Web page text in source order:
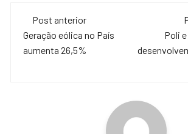
e
b
er s
A
Navegação
de
Post anterior
Geração eólica no País
aumenta 26,5%
Poli